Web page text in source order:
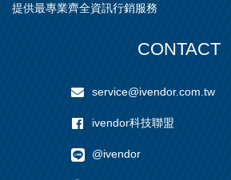
提供最專業齊全資訊行銷服務
CONTACT
service@ivendor.com.tw
ivendor科技聯盟
@ivendor